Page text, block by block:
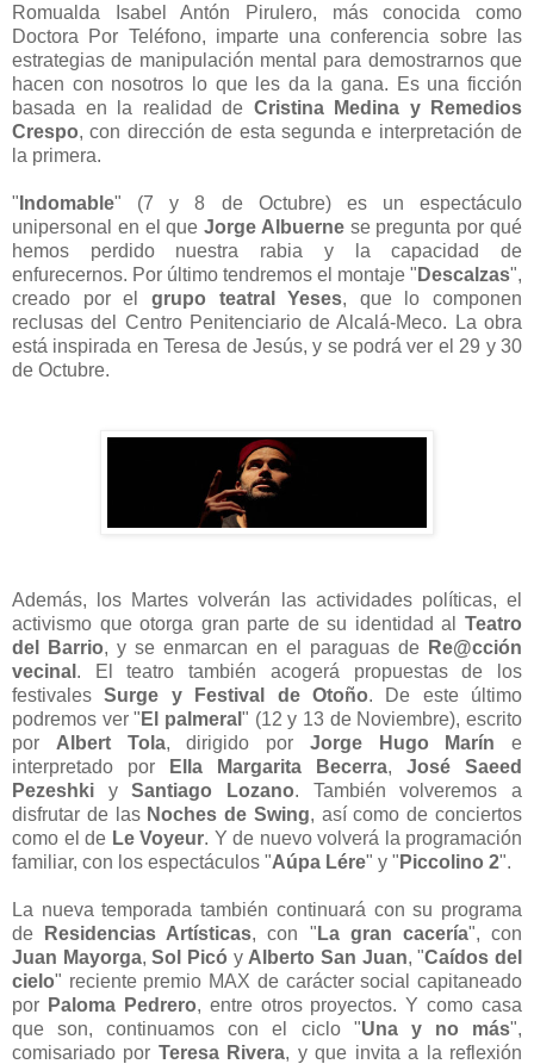
Romualda Isabel Antón Pirulero, más conocida como
Doctora Por Teléfono, imparte una conferencia sobre las
estrategias de manipulación mental para demostrarnos que
hacen con nosotros lo que les da la gana. Es una ficción
basada en la realidad de Cristina Medina y Remedios
Crespo, con dirección de esta segunda e interpretación de
la primera.
" Indomable" (7 y 8 de Octubre) es un espectáculo
unipersonal en el queJorge Albuernese pregunta por qué
hemos perdido nuestra rabia y la capacidad de
enfurecernos. Por último tendremos el montaje " Descalzas",
creado por el grupo teatral Yeses, que lo componen
reclusas del Centro Penitenciario de Alcalá-Meco. La obra
está inspirada en Teresa de Jesús, y se podrá ver el 29 y 30
de Octubre.
Además, los Martes volverán las actividades políticas, el
activismo que otorga gran parte de su identidad al Teatro
del Barrio, y se enmarcan en el paraguas de Re@cción
vecinal . El teatro también acogerá propuestas de los
festivalesSurge y Festival de Otoño. De este último
podremos ver " El palmeral" (12 y 13 de Noviembre), escrito
por Albert Tola, dirigido por Jorge Hugo Marín e
interpretado por
Ella Margarita Becerra, José Saeed
Pezeshki ySantiago Lozano. También volveremos a
disfrutar de las Noches de Swing, así como de conciertos
como el de Le Voyeur. Y de nuevo volverá la programación
familiar, con los espectáculos "Aúpa Lére" y " Piccolino 2".
La nueva temporada también continuará con su programa
de
Residencias Artísticas, con " La gran cacería", con
Juan Mayorga,Sol Picó y Alberto San Juan, "Caídos del
cielo" reciente premio MAX de carácter social capitaneado
por Paloma Pedrero, entre otros proyectos. Y como casa
que son, continuamos con el ciclo "Una y no más",
comisariado por Teresa Rivera, y que invita a la reflexión